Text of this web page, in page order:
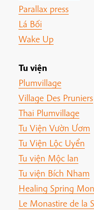
Parallax press
Lá Bối
Wake Up
Tu viện
Plumvillage
Village Des Pruniers
Thai Plumvillage
Tu Viện Vườn Ươm
Tu Viện Lộc Uyển
Tu viện Mộc lan
Tu viện Bích Nham
Healing Spring
Le Monastire de la